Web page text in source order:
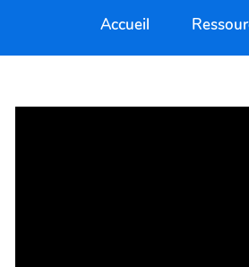
Accueil